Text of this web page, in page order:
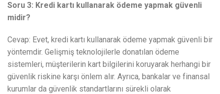
Soru 3: Kredi kartı kullanarak ödeme yapmak güvenli
midir?
Cevap: Evet, kredi kartı kullanarak ödeme yapmak güvenli bir
yöntemdir. Gelişmiş teknolojilerle donatılan ödeme
sistemleri, müşterilerin kart bilgilerini koruyarak herhangi bir
güvenlik riskine karşı önlem alır. Ayrıca, bankalar ve finansal
kurumlar da güvenlik standartlarını sürekli olarak